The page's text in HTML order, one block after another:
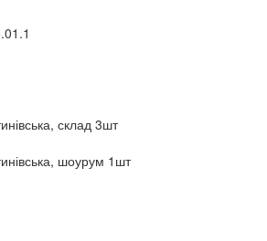
склад 3шт
шоурум 1 шт